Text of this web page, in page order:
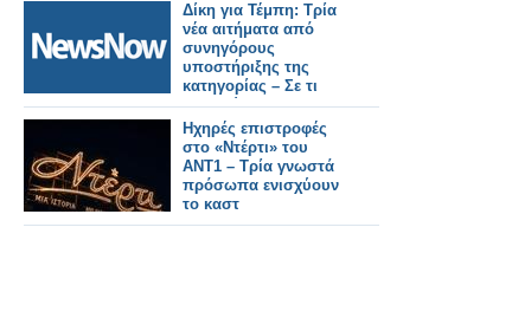
Δίκη για Τέμπη: Τρία
νέα αιτήματα από
συνηγόρους
υποστήριξης της
κατηγορίας – Σε τι
αφορούν.
Ηχηρές επιστροφές
στο «Ντέρτι» του
ΑΝΤ1 – Τρία γνωστά
πρόσωπα ενισχύουν
το καστ